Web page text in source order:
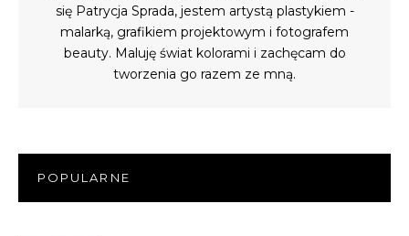
się Patrycja Sprada, jestem artystą plastykiem -
malarką, grafikiem projektowym i fotografem
beauty. Maluję świat kolorami i zachęcam do
tworzenia go razem ze mną.
POPULARNE